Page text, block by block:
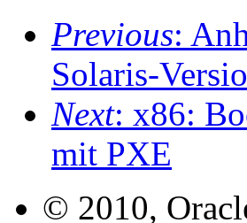
Previous:
Solaris-
Next: x86:
mit PXE
© 2010,